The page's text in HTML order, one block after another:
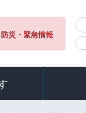
防災・緊急情報